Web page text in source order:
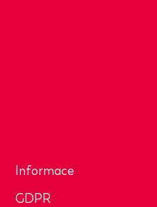
Informace
GDPR